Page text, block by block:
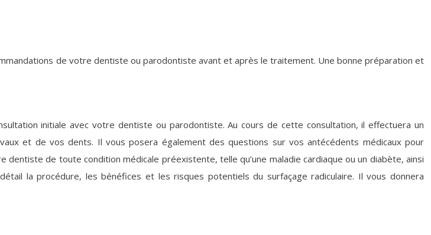
de votre dentiste ou parodontiste avant et après le traitement. Une bonne préparation et
initiale avec votre dentiste ou parodontiste. Au cours de cette consultation, il effectuera un
et de vos dents. Il vous posera également des questions sur vos antécédents médicaux pour
dentiste de toute condition médicale préexistente, telle qu’une maladie cardiaque ou un diabète, ainsi
la procédure, les bénéfices et les risques potentiels du surfaçage radiculaire. Il vous donnera